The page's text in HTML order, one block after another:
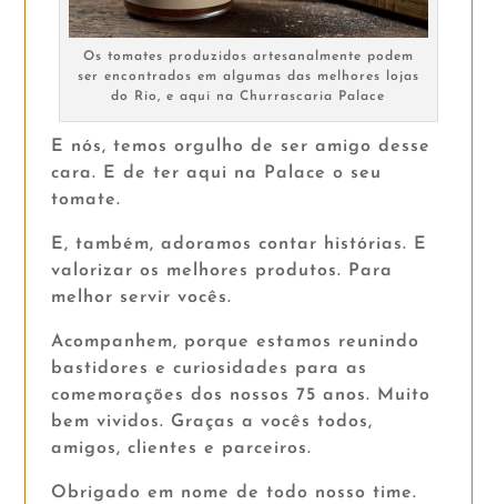
Os tomates produzidos artesanalmente podem
ser encontrados em algumas das melhores lojas
do Rio, e aqui na Churrascaria Palace
E nós, temos orgulho de ser amigo desse
cara. E de ter aqui na Palace o seu
tomate.
E, também, adoramos contar histórias. E
valorizar os melhores produtos. Para
melhor servir vocês.
Acompanhem, porque estamos reunindo
bastidores e curiosidades para as
comemorações dos nossos 75 anos. Muito
bem vividos. Graças a vocês todos,
amigos, clientes e parceiros.
Obrigado em nome de todo nosso time.